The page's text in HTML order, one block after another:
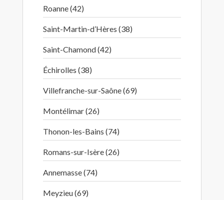
Roanne (42)
Saint-Martin-d’Hères (38)
Saint-Chamond (42)
Échirolles (38)
Villefranche-sur-Saône (69)
Montélimar (26)
Thonon-les-Bains (74)
Romans-sur-Isère (26)
Annemasse (74)
Meyzieu (69)